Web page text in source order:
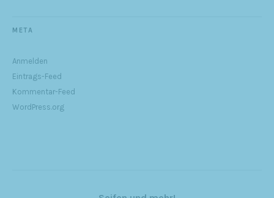
META
Anmelden
Eintrags-Feed
Kommentar-Feed
WordPress.org